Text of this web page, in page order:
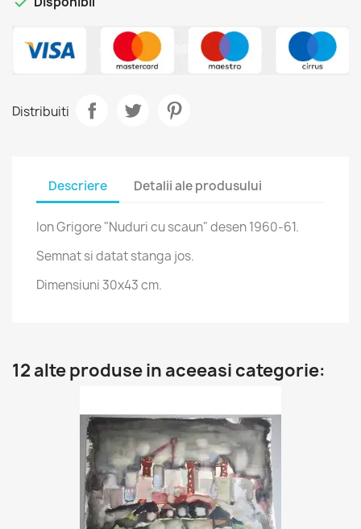
Distribuiti
Descriere Detalii ale produsului
Ion Grigore "Nuduri cu scaun" desen 1960-61.
Semnat si datat stanga jos.
Dimensiuni 30x43 cm.
12 alte produse in aceeasi categorie: